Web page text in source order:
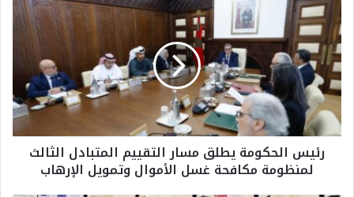
ئ
ي
س
ا
ل
ح
ك
و
رئيس الحكومة يطلق مسار التقييم المتبادل الثالث
لمنظومة مكافحة غسل الأموال وتمويل الإرهاب